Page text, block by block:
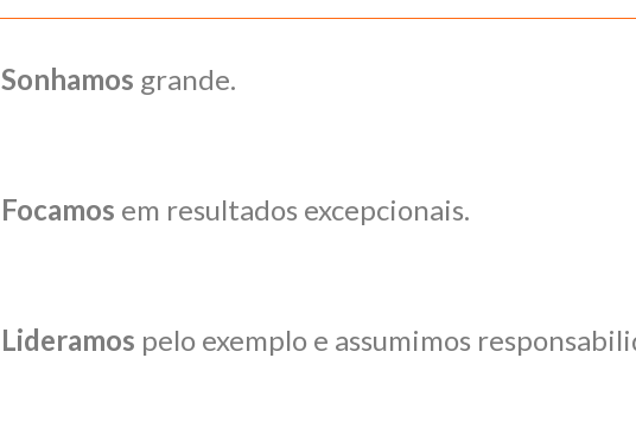
Sonhamos grande.
Focamos em resultados excepcionais.
Lideramos pelo exemplo e assumimos